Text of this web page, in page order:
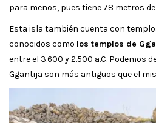
para menos, pues tiene 78 metros
Esta isla también cuenta con
conocidos como los templos de
entre el 3.600 y 2.500 a.C. Podemos
Ggantija son más antiguos que el